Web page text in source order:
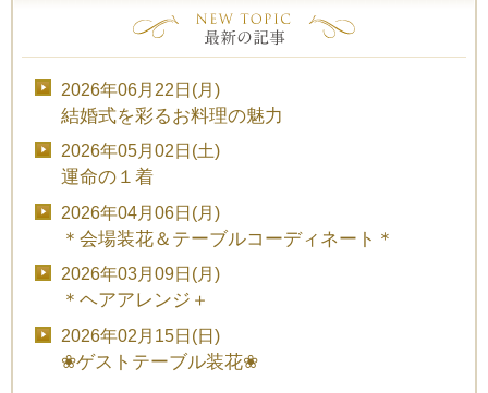
2026年06月22日(月)
結婚式を彩るお料理の魅力
2026年05月02日(土)
運命の１着
2026年04月06日(月)
＊会場装花＆テーブルコーディネート＊
2026年03月09日(月)
＊ヘアアレンジ＋
2026年02月15日(日)
❀ゲストテーブル装花❀